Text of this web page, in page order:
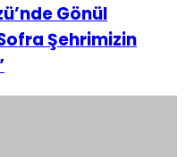
Gönül
Şehrimizin